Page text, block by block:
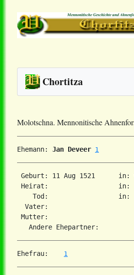
Chortitza
Molotschna. Mennonitische
Ehemann: Jan Deveer 1
Geburt: 11 Aug 1521      in:
Heirat:
Tod:
  Vater:
Mutter:
Ehefrau: 1